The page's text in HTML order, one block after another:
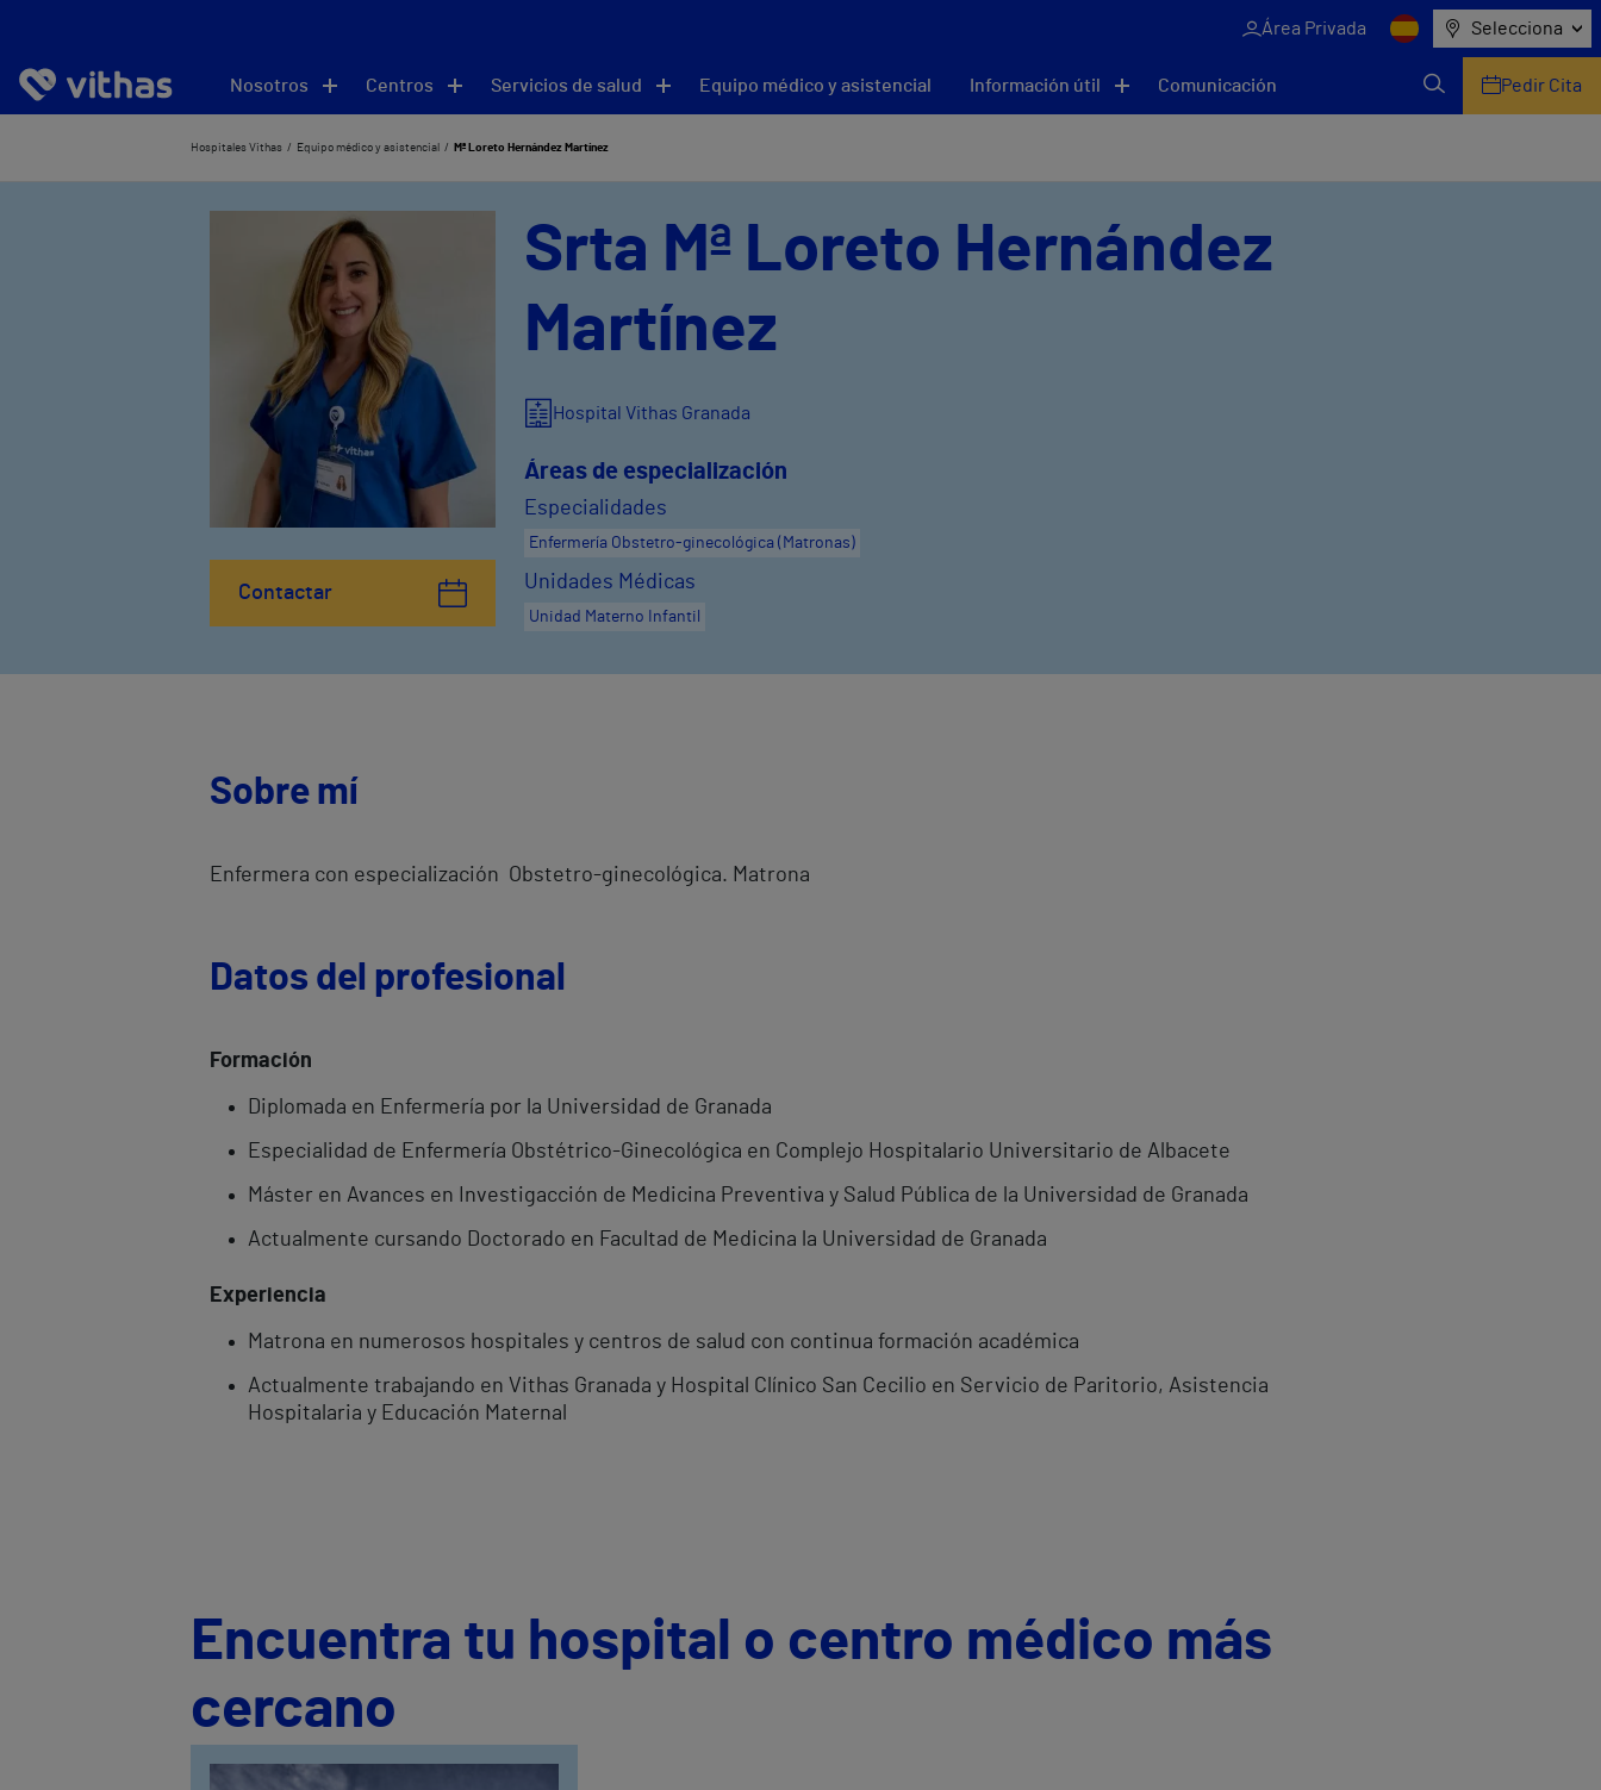
Área Privada Selecciona
Nosotros Centros Servicios de salud Equipo médico y asistencial Información útil Comunicación Pedir Cita
Hospitales Vithas Equipo médico y asistencial Mª Loreto Hernández Martínez
Contactar
Srta Mª Loreto Hernández
Martínez
Hospital Vithas Granada
Áreas de especialización
Especialidades
Enfermería Obstetro-ginecológica (Matronas)
Unidades Médicas
Unidad Materno Infantil
Sobre mí
Enfermera con especialización Obstetro-ginecológica. Matrona
Datos del profesional
Formación
Diplomada en Enfermería por la Universidad de Granada
Especialidad de Enfermería Obstétrico-Ginecológica en Complejo Hospitalario Universitario de Albacete
Máster en Avances en Investigacción de Medicina Preventiva y Salud Pública de la Universidad de Granada
Actualmente cursando Doctorado en Facultad de Medicina la Universidad de Granada
Experiencia
Matrona en numerosos hospitales y centros de salud con continua formación académica
Actualmente trabajando en Vithas Granada y Hospital Clínico San Cecilio en Servicio de Paritorio, Asistencia
Hospitalaria y Educación Maternal
Encuentra tu hospital o centro médico más
cercano